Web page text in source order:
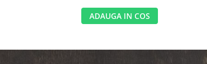
ADAUGA IN COS